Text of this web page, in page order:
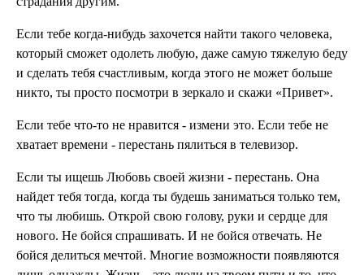
Если тебе когда-нибудь захочется найти такого человека,
который сможет одолеть любую, даже самую тяжелую беду
и сделать тебя счастливым, когда этого не может больше
никто, ты просто посмотри в зеркало и скажи «Привет».
Если тебе что-то не нравится - измени это. Если тебе не
хватает времени - перестань пялиться в телевизор.
Если ты ищешь Любовь своей жизни - перестань. Она
найдет тебя тогда, когда ты будешь заниматься только тем,
что ты любишь. Открой свою голову, руки и сердце для
нового. Не бойся спрашивать. И не бойся отвечать. Не
бойся делиться мечтой. Многие возможности появляются